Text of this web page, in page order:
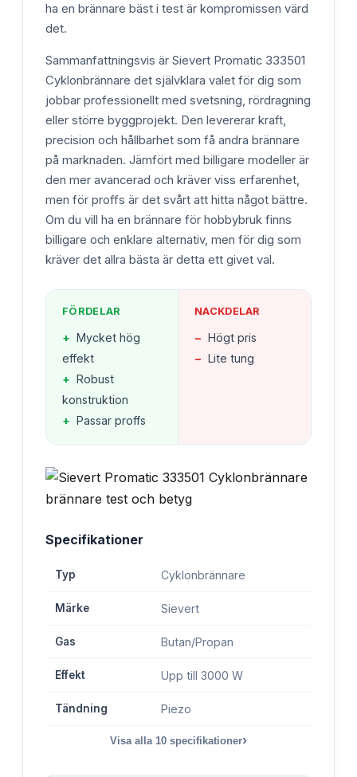
ha en brännare bäst i test är kompromissen värd
det.
Sammanfattningsvis är Sievert Promatic 333501
Cyklonbrännare det självklara valet för dig som
jobbar professionellt med svetsning, rördragning
eller större byggprojekt. Den levererar kraft,
precision och hållbarhet som få andra brännare
på marknaden. Jämfört med billigare modeller är
den mer avancerad och kräver viss erfarenhet,
men för proffs är det svårt att hitta något bättre.
Om du vill ha en brännare för hobbybruk finns
billigare och enklare alternativ, men för dig som
kräver det allra bästa är detta ett givet val.
FÖRDELAR
+ Mycket hög
effekt
+ Robust
konstruktion
+ Passar proffs
NACKDELAR
− Högt pris
− Lite tung
Specifikationer
Typ Cyklonbrännare
Märke Sievert
Gas Butan/Propan
Effekt Upp till 3000 W
Tändning Piezo
Visa alla 10 specifikationer›